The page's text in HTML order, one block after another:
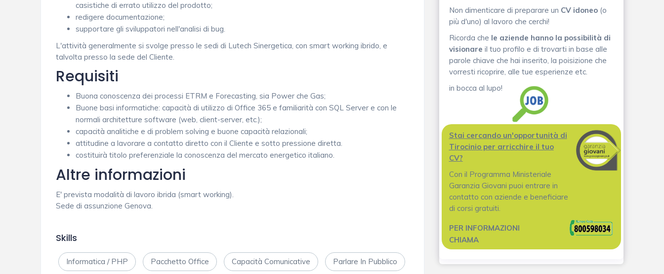
casistiche di errato utilizzo del prodotto;
redigere documentazione;
supportare gli sviluppatori nell'analisi di bug.
L'attività generalmente si svolge presso le sedi di Lutech Sinergetica, con smart working ibrido, e
talvolta presso la sede del Cliente.
Requisiti
Buona conoscenza dei processi ETRM e Forecasting, sia Power che Gas;
Buone basi informatiche: capacità di utilizzo di Office 365 e familiarità con SQL Server e con le
normali architetture software (web, client-server, etc.);
capacità analitiche e di problem solving e buone capacità relazionali;
attitudine a lavorare a contatto diretto con il Cliente e sotto pressione diretta.
costituirà titolo preferenziale la conoscenza del mercato energetico italiano.
Altre informazioni
E' prevista modalità di lavoro ibrida (smart working).
Sede di assunzione Genova.
Skills
Informatica / PHP Pacchetto Office Capacità Comunicative Parlare In Pubblico
Non dimenticare di preparare un CV idoneo(o
più d'uno) al lavoro che cerchi!
Ricorda che le aziende hanno la possibilità di
visionare il tuo profilo e di trovarti in base alle
parole chiave che hai inserito, la poisizione che
vorresti ricoprire, alle tue esperienze etc.
in bocca al lupo!
Stai cercando un'opportunità di
Tirocinio per arricchire il tuo
CV?
Con il Programma Ministeriale
Garanzia Giovani puoi entrare in
contatto con aziende e beneficiare
di corsi gratuiti.
PER INFORMAZIONI
CHIAMA